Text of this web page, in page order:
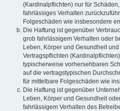
(Kardinalpflichten) nur für
fahrlässiges Verhalten
Folgeschäden wie insbesondere
Die Haftung ist gegenüber
grob fahrlässigem Verhalten oder
Leben, Körper und Gesundheit
Vertragspflichten
typischerweise vorhersehbaren
auf die vertragstypischen
für mittelbare Folgeschäden wie
Die Haftung ist gegenüber
Leben, Körper und Gesundheit
fahrlässigem Verhalten des